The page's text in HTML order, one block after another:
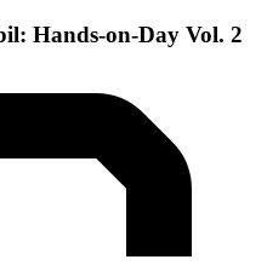
Hands-on-Day Vol. 2